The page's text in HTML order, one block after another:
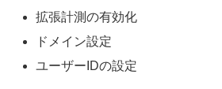
拡張計測の有効化
ドメイン設定
ユーザーIDの設定